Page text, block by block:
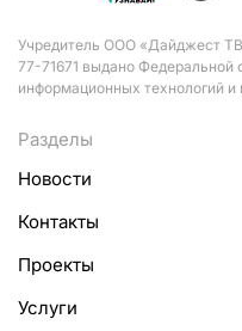
Учредитель ООО «Дайджест
77-71671 выдано Федеральной
информационных технологий
Разделы
Новости
Контакты
Проекты
Услуги